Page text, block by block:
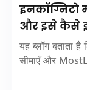
इनकॉग्निटो
और इसे कैसे
यह ब्लॉग बताता
सीमाएँ और